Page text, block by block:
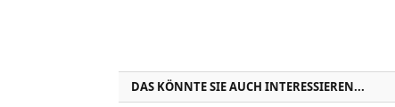
DAS KÖNNTE SIE AUCH INTERESSIEREN...